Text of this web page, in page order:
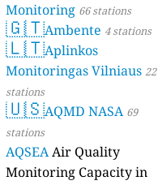
Monitoring 66 stations
🇬🇹Ambente 4 stations
🇱🇹Aplinkos
Monitoringas Vilniaus 22
stations
🇺🇸AQMD NASA 69
stations
AQSEAAir Quality
Monitoring Capacity in